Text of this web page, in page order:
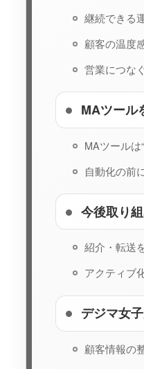
継続できる
顧客の温度
営業につな
MAツール
MAツール
自動化の前
今後取り
紹介・転送
アクティブ
デジマ女
顧客情報の